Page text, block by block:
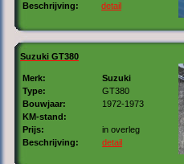
Beschrijving:
detail
Suzuki GT380
Merk:
Suzuki
Type:
GT380
Bouwjaar:
1972-1973
KM-stand:
Prijs:
in overleg
Beschrijving:
detail